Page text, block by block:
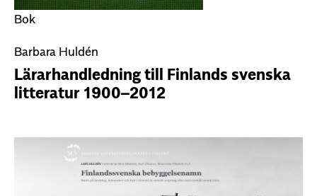
Bok
Barbara Huldén
Lärarhandledning till Finlands svenska
litteratur 1900–2012